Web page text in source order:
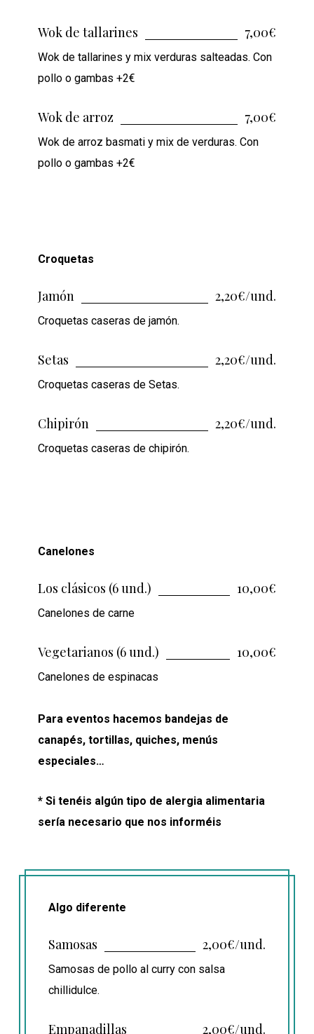
Wok de tallarines 7,00€
Wok de tallarines y mix verduras salteadas. Con
pollo o gambas +2€
Wok de arroz 7,00€
Wok de arroz basmati y mix de verduras. Con
pollo o gambas +2€
Croquetas
Jamón 2,20€/und.
Croquetas caseras de jamón.
Setas 2,20€/und.
Croquetas caseras de Setas.
Chipirón 2,20€/und.
Croquetas caseras de chipirón.
Canelones
Los clásicos (6 und.) 10,00€
Canelones de carne
Vegetarianos (6 und.) 10,00€
Canelones de espinacas
Para eventos hacemos bandejas de
canapés, tortillas, quiches, menús
especiales…
* Si tenéis algún tipo de alergia alimentaria
sería necesario que nos informéis
Algo diferente
Samosas 2,00€/und.
Samosas de pollo al curry con salsa
chillidulce.
Empanadillas 2,00€/und.